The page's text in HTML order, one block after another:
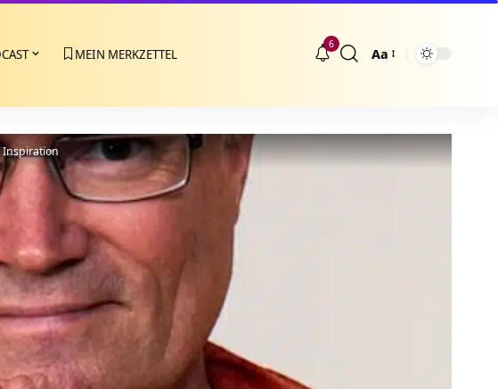
MEIN MERKZETTEL
6
Größenänderung
Aa
Inspiration